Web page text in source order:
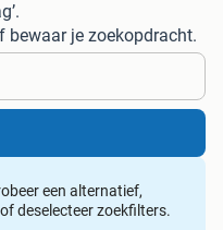
bewaar je zoekopdracht.
een alternatief,
deselecteer zoekfilters.